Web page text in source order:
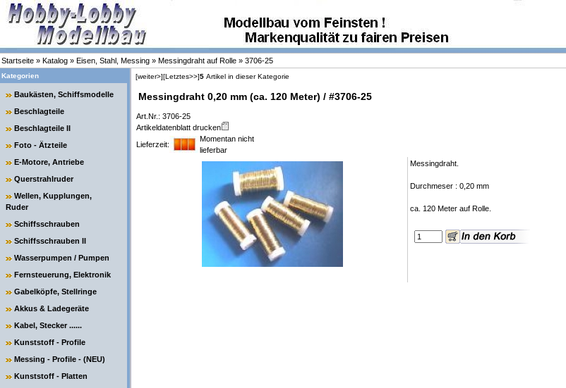
Startseite » Katalog » Eisen, Stahl, Messing » Messingdraht auf Rolle » 3706-25
Kategorien
Baukästen, Schiffsmodelle
Beschlagteile
Beschlagteile II
Foto - Ätzteile
E-Motore, Antriebe
Querstrahlruder
Wellen, Kupplungen,
Ruder
Schiffsschrauben
Schiffsschrauben II
Wasserpumpen / Pumpen
Fernsteuerung, Elektronik
Gabelköpfe, Stellringe
Akkus & Ladegeräte
Kabel, Stecker ......
Kunststoff - Profile
Messing - Profile - (NEU)
Kunststoff - Platten
[weiter>][Letztes>>]5 Artikel in dieser Kategorie
Messingdraht 0,20 mm (ca. 120 Meter) / #3706-25
Art.Nr.: 3706-25
Artikeldatenblatt drucken
Lieferzeit:
Momentan nicht
lieferbar
Messingdraht.
Durchmeser : 0,20 mm
ca. 120 Meter auf Rolle.